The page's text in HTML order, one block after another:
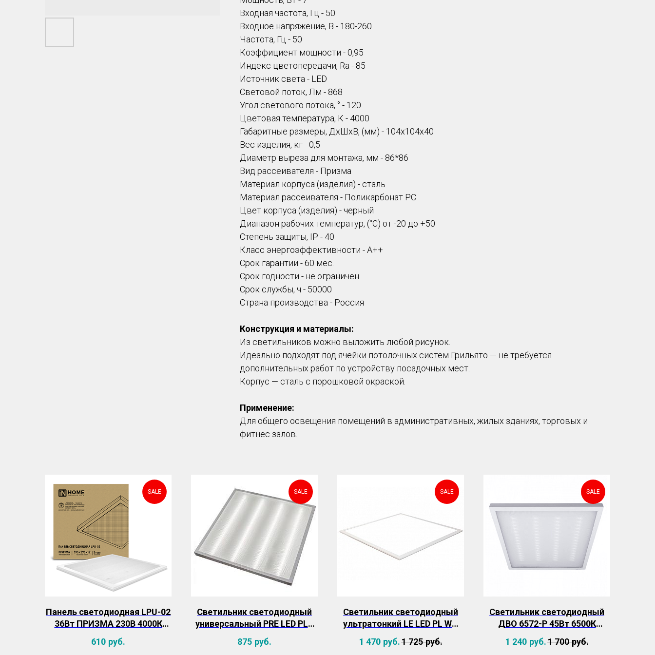
Входная частота, Гц - 50
Входное напряжение, В - 180-260
Частота, Гц - 50
Коэффициент мощности - 0,95
Индекс цветопередачи, Ra - 85
Источник света - LED
Световой поток, Лм - 868
Угол светового потока, ° - 120
Цветовая температура, К - 4000
Габаритные размеры, ДхШхВ, (мм) - 104х104х40
Вес изделия, кг - 0,5
Диаметр выреза для монтажа, мм - 86*86
Вид рассеивателя - Призма
Материал корпуса (изделия) - сталь
Материал рассеивателя - Поликарбонат PC
Цвет корпуса (изделия) - черный
Диапазон рабочих температур, (°С) от -20 до +50
Степень защиты, IP - 40
Класс энергоэффективности - A++
Срок гарантии - 60 мес.
Срок годности - не ограничен
Срок службы, ч - 50000
Страна производства - Россия
Конструкция и материалы:
Из светильников можно выложить любой рисунок.
Идеально подходят под ячейки потолочных систем Грильято — не требуется
дополнительных работ по устройству посадочных мест.
Корпус — сталь с порошковой окраской.
Применение:
Для общего освещения помещений в административных, жилых зданиях, торговых и
фитнес залов.
SALE
Панель светодиодная LPU-02
36Вт ПРИЗМА 230В 4000К
3420Лм 595х595х19мм IP40
610 руб.
SALE
Светильник светодиодный
универсальный PRE LED PLS
WH 36Вт 6500K 3300Лм,
призма
875 руб.
SALE
Светильник светодиодный
ультратонкий LE LED PL WH
40Вт 6500К 3600Лм
1 470 руб.1 725 руб.
SALE
Светильник светодиодный
ДВО 6572-P 45Вт 6500К
4500Лм, 595х595х20 призма
1 240 руб.1 700 руб.